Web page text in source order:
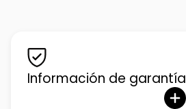
Información de garantía